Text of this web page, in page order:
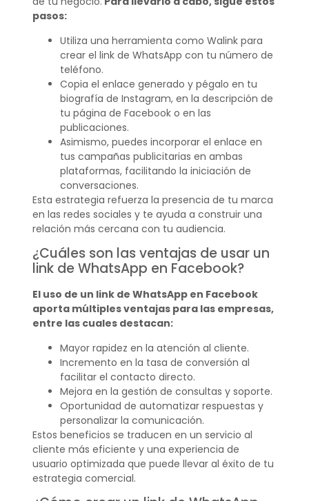
pasos:
Utiliza una herramienta como Walink para
crear el link de WhatsApp con tu número de
teléfono.
Copia el enlace generado y pégalo en tu
biografía de Instagram, en la descripción de
tu página de Facebook o en las
publicaciones.
Asimismo, puedes incorporar el enlace en
tus campañas publicitarias en ambas
plataformas, facilitando la iniciación de
conversaciones.
Esta estrategia refuerza la presencia de tu marca
en las redes sociales y te ayuda a construir una
relación más cercana con tu audiencia.
¿Cuáles son las ventajas de usar un
link de WhatsApp en Facebook?
El uso de un link de WhatsApp en Facebook
aporta múltiples ventajas para las empresas,
entre las cuales destacan:
Mayor rapidez en la atención al cliente.
Incremento en la tasa de conversión al
facilitar el contacto directo.
Mejora en la gestión de consultas y soporte.
Oportunidad de automatizar respuestas y
personalizar la comunicación.
Estos beneficios se traducen en un servicio al
cliente más eficiente y una experiencia de
usuario optimizada que puede llevar al éxito de tu
estrategia comercial.